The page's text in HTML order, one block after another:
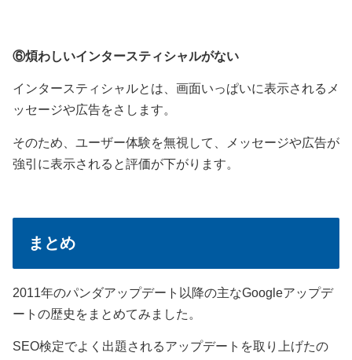
⑥煩わしいインタースティシャルがない
インタースティシャルとは、画面いっぱいに表示されるメ
ッセージや広告をさします。
そのため、ユーザー体験を無視して、メッセージや広告が
強引に表示されると評価が下がります。
まとめ
2011年のパンダアップデート以降の主なGoogleアップデ
ートの歴史をまとめてみました。
SEO検定でよく出題されるアップデートを取り上げたの